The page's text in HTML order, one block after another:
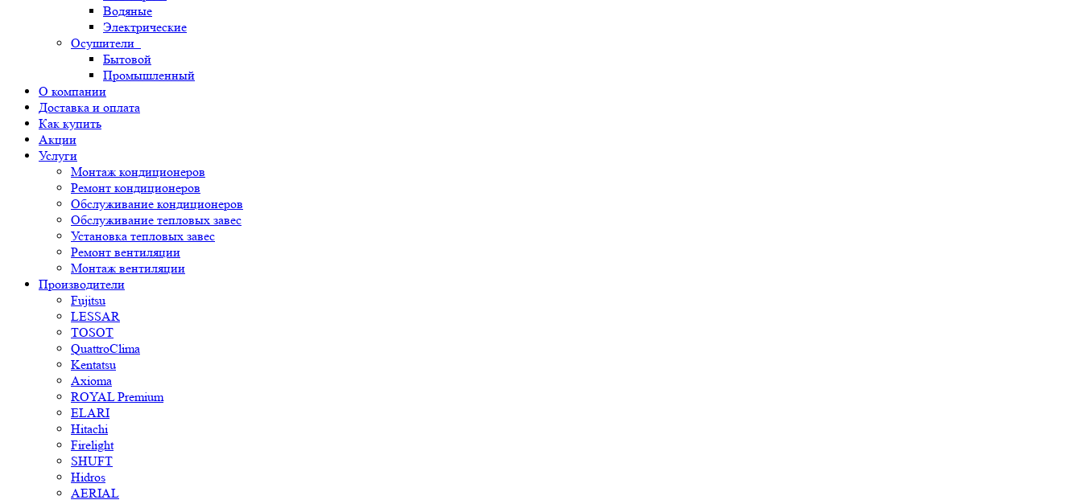
Водяные
Электрические
Осушители
Бытовой
Промышленный
О компании
Доставка и оплата
Как купить
Акции
Услуги
Монтаж кондиционеров
Ремонт кондиционеров
Обслуживание кондиционеров
Обслуживание тепловых завес
Установка тепловых завес
Ремонт вентиляции
Монтаж вентиляции
Производители
Fujitsu
LESSAR
TOSOT
QuattroClima
Kentatsu
Axioma
ROYAL Premium
ELARI
Hitachi
Firelight
SHUFT
Hidros
AERIAL